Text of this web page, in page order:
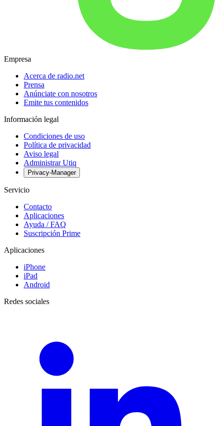
Empresa
Acerca de radio.net
Prensa
Anúnciate con nosotros
Emite tus contenidos
Información legal
Condiciones de uso
Política de privacidad
Aviso legal
Administrar Utiq
Privacy-Manager
Servicio
Contacto
Aplicaciones
Ayuda / FAQ
Suscripción Prime
Aplicaciones
iPhone
iPad
Android
Redes sociales